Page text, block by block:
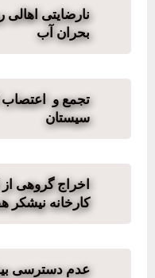
نارضایتی
بحران آب
تجمع و
سیستان
اخراج گروهی از
کارخانه نیشکر